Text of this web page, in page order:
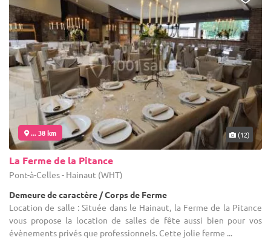
... 38 km (12)
La Ferme de la Pitance
Pont-à-Celles - Hainaut (WHT)
Demeure de caractère / Corps de Ferme
Location de salle : Située dans le Hainaut, la Ferme de la Pitance
vous propose la location de salles de fête aussi bien pour vos
évènements privés que professionnels. Cette jolie ferme ...